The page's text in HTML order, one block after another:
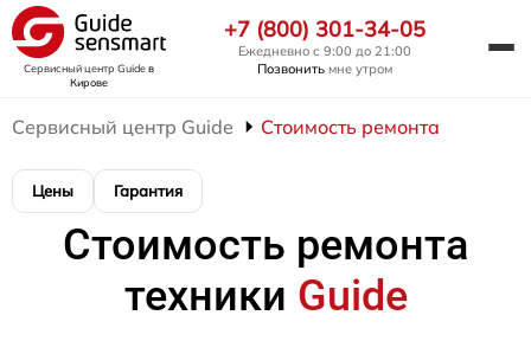
Сервисный центр Guideв
Кирове
+7 (800) 301-34-05
Ежедневно с 9:00 до 21:00
Позвонить мне утром
Сервисный центр Guide Стоимость ремонта
Цены Гарантия
Стоимость ремонта
техники Guide